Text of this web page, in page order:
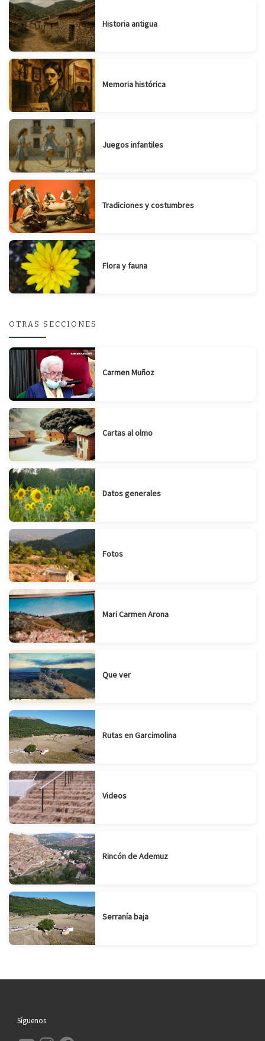
Historia antigua
Memoria histórica
Juegos infantiles
Tradiciones y costumbres
Flora y fauna
OTRAS SECCIONES
Carmen Muñoz
Cartas al olmo
Datos generales
Fotos
Mari Carmen Arona
Que ver
Rutas en Garcimolina
Videos
Rincón de Ademuz
Serranía baja
Síguenos
YouTube InstagramFacebook